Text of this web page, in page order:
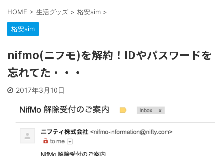
HOME > 生活グッズ > 格安sim >
格安sim
nifmo(ニフモ)を解約！IDやパスワードを
忘れてた・・・
2017年3月10日